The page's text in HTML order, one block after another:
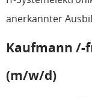
anerkannter
Kaufmann /-
(m/w/d)